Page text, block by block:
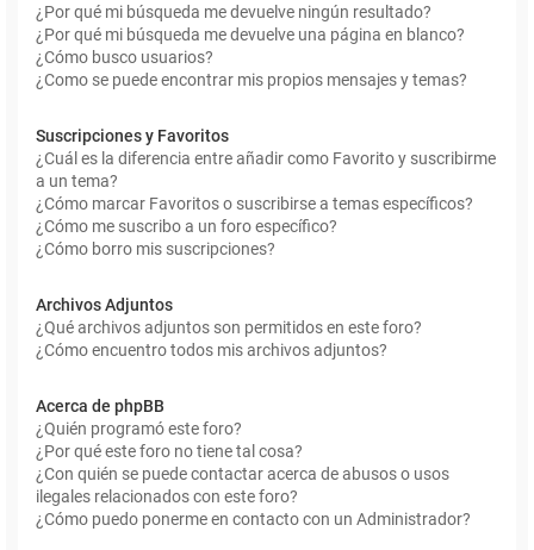
¿Por qué mi búsqueda me devuelve ningún resultado?
¿Por qué mi búsqueda me devuelve una página en blanco?
¿Cómo busco usuarios?
¿Como se puede encontrar mis propios mensajes y temas?
Suscripciones y Favoritos
¿Cuál es la diferencia entre añadir como Favorito y suscribirme
a un tema?
¿Cómo marcar Favoritos o suscribirse a temas específicos?
¿Cómo me suscribo a un foro específico?
¿Cómo borro mis suscripciones?
Archivos Adjuntos
¿Qué archivos adjuntos son permitidos en este foro?
¿Cómo encuentro todos mis archivos adjuntos?
Acerca de phpBB
¿Quién programó este foro?
¿Por qué este foro no tiene tal cosa?
¿Con quién se puede contactar acerca de abusos o usos
ilegales relacionados con este foro?
¿Cómo puedo ponerme en contacto con un Administrador?